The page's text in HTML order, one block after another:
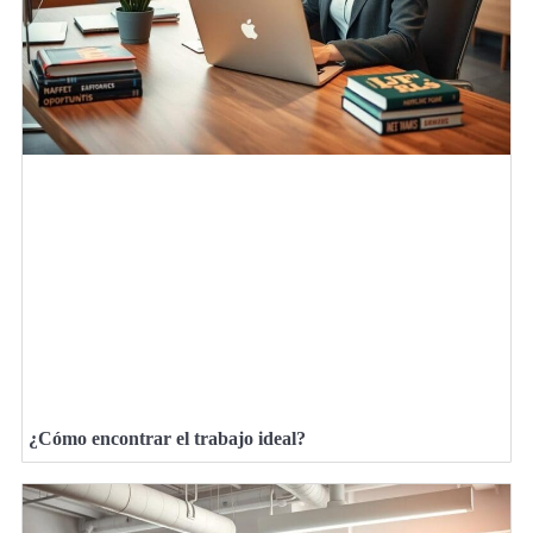
¿Cómo encontrar el trabajo ideal?